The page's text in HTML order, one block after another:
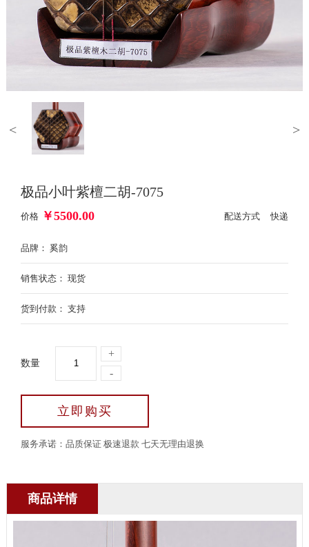
< >
极品小叶紫檀二胡-7075
价格 ￥5500.00 配送方式 快递
品牌： 奚韵
销售状态： 现货
货到付款： 支持
数量
-
+
立即购买
服务承诺：品质保证 极速退款 七天无理由退换
商品详情